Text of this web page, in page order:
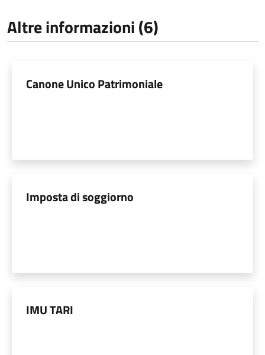
Altre informazioni (6)
Canone Unico Patrimoniale
Imposta di soggiorno
IMU TARI